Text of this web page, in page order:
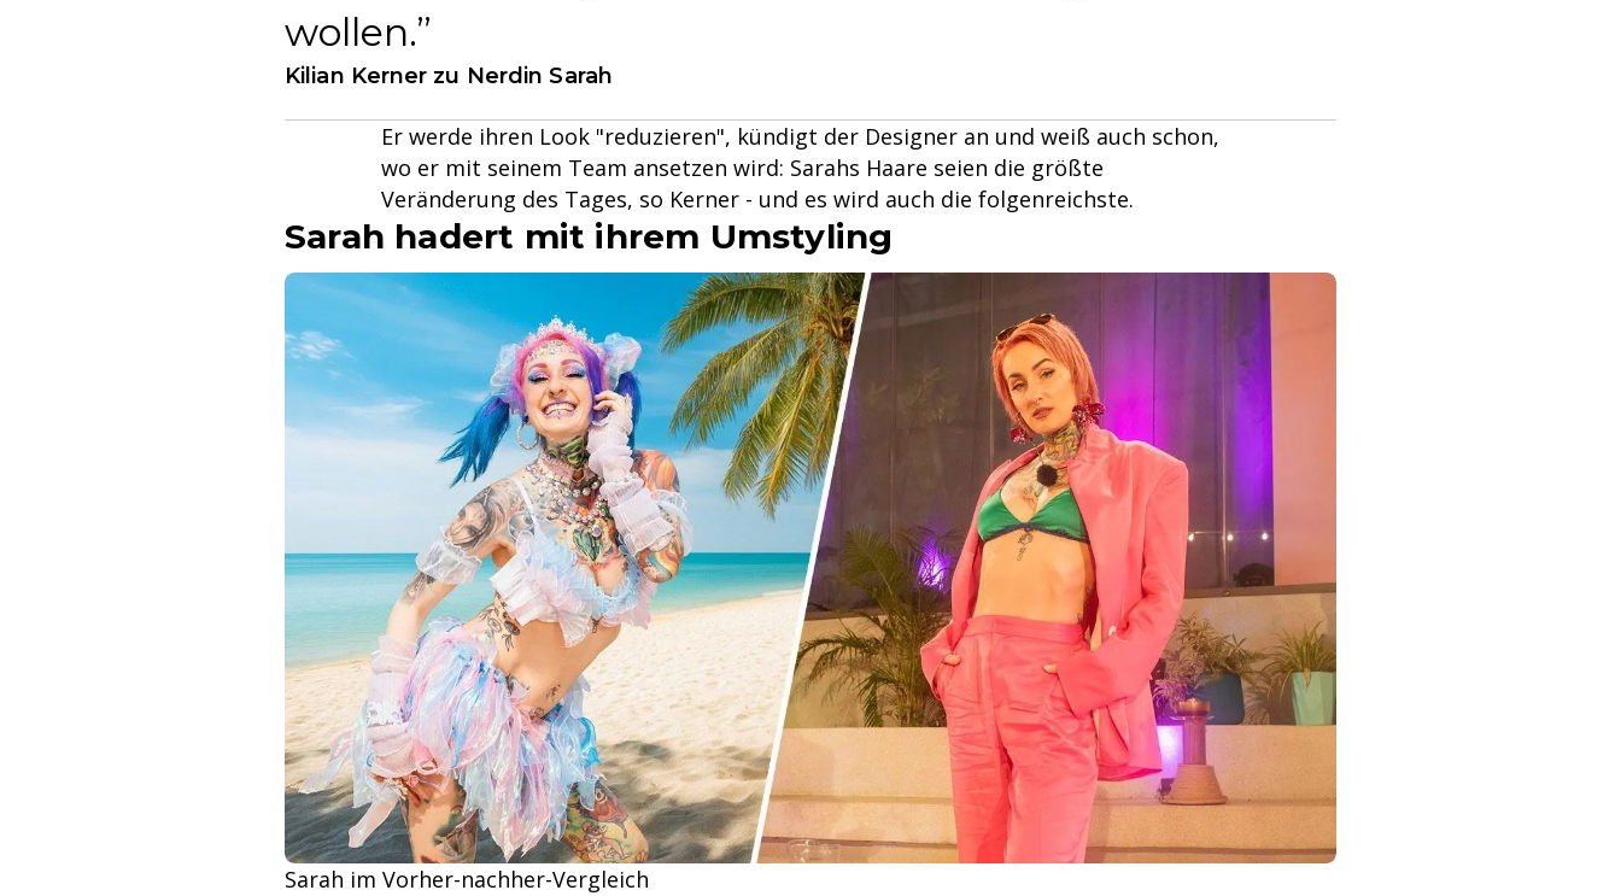
wollen.
Kilian Kerner zu Nerdin Sarah
Er werde ihren Look "reduzieren", kündigt der Designer an und weiß auch schon,
wo er mit seinem Team ansetzen wird: Sarahs Haare seien die größte
Veränderung des Tages, so Kerner - und es wird auch die folgenreichste.
Sarah hadert mit ihrem Umstyling
Sarah im Vorher-nachher-Vergleich